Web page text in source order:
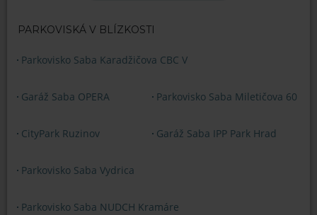
PARKOVISKÁ V BLÍZKOSTI
Parkovisko Saba Karadžičova CBC V
Garáž Saba OPERA Parkovisko Saba Miletičova 60
CityPark Ruzinov Garáž Saba IPP Park Hrad
Parkovisko Saba Vydrica
Parkovisko Saba NUDCH Kramáre